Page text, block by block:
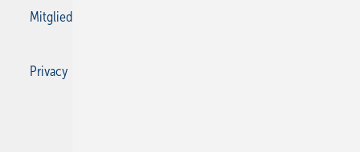
Mitgliedschaften und Engagement
Privacy Manager